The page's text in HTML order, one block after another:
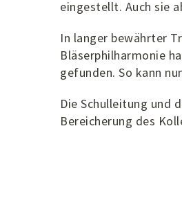
eingestellt. Auch sie
In langer bewährter
Bläserphilharmonie
gefunden. So kann
Die Schulleitung und
Bereicherung des